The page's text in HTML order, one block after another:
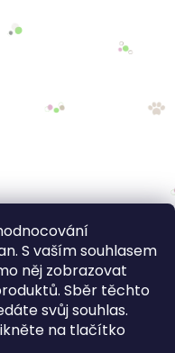
S vaším souhlasem
něj zobrazovat
Sběr těchto
svůj souhlas.
na tlačítko